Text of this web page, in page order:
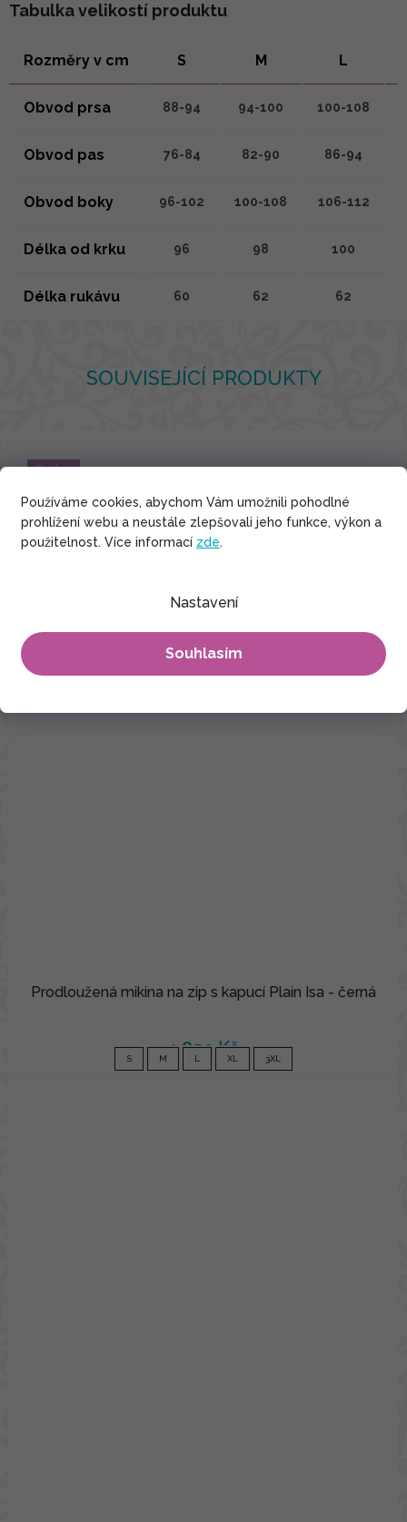
Používáme cookies, abychom Vám umožnili pohodlné
prohlížení webu a neustále zlepšovali jeho funkce, výkon a
použitelnost. Více informací zde.
Nastavení
Souhlasím
SOUVISEJÍCÍ PRODUKTY
Bavlna
Prodloužená mikina na zip s kapucí Plain Isa - černá
1 850 Kč
S M L XL 3XL
Tabulka velikostí produktu
Rozměry v cm S M L
Obvod prsa 88-94 94-100 100-108
Obvod pas 76-84 82-90 86-94
Obvod boky 96-102 100-108 106-112
Délka od krku 96 98 100
Délka rukávu 60 62 62